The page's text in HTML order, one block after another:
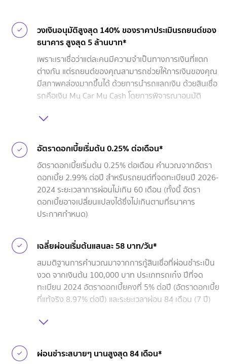
วงเงินอนุมัติสูงสุด 140% ของราคาประเมินรถยนต์ของ
ธนาคาร สูงสุด 5 ล้านบาท*
เพราะเราเชื่อว่าแต่ละคนมีความจำเป็นทางการเงินที่แตก
ต่างกัน แต่รถยนต์ของคุณสามารถช่วยให้การเงินของคุณ
มีสภาพคล่องมากขึ้นได้ ด้วยการนำรถแลกเงิน ด้วยสินเชื่อ
รถคือเงิน My Car My Cash โดยการพิจารณาอนุมัติ
จดทะเบียนของรถยนต์ โดยรถยนต์ที่นำมาเป็นหลักประกัน
บุคคลเท่านั้น
อัตราดอกเบี้ยเริ่มต้น 0.25% ต่อเดือน*
อัตราดอกเบี้ยเริ่มต้น 0.25% ต่อเดือน คำนวณจากอัตรา
ดอกเบี้ย 2.99% ต่อปี สำหรับรถยนต์ที่จดทะเบียนปี 2026-
2024 ระยะเวลาการผ่อนไม่เกิน 60 เดือน (ทั้งนี้ อัตรา
ดอกเบี้ยอาจเปลี่ยนแปลงได้ซึ่งไม่เกินตามที่ธนาคาร
ประกาศกำหนด)
เฉลี่ยผ่อนเริ่มต้นแสนละ 58 บาท/วัน*
สมมติฐานการคำนวณมาจากการกู้สินเชื่อที่ผ่อนชำระเป็น
งวด จากเงินต้น 100,000 บาท ประเภทรถเก๋ง ปีที่จด
ทะเบียน 2024 อัตราดอกเบี้ยคงที่ 5% ต่อปี (อัตราดอกเบี้ย
ที่แท้จริง 8.97% ต่อปี) และระยะเวลาผ่อน 84 เดือน (7 ปี)
สัญญา 35,000 บาท
ผ่อนชำระสบายๆ นานสูงสุด 84 เดือน*